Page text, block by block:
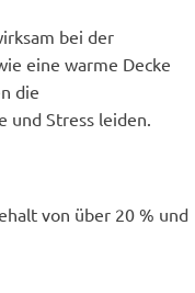
bei der
eine warme Decke
die
Stress leiden.
von über 20 % und